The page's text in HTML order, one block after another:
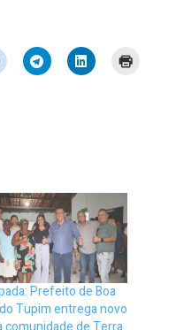
Prefeito de Boa
Tupim entrega novo